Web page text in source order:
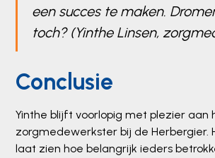
een succes te maken.
toch? (Yinthe Linsen,
Conclusie
Yinthe blijft voorlopig met plezier aan
zorgmedewerkster bij de Herbergier.
laat zien hoe belangrijk ieders